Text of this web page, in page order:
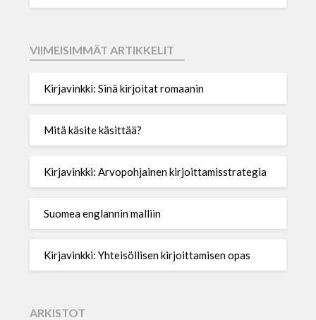
VIIMEISIMMÄT ARTIKKELIT
Kirjavinkki: Sinä kirjoitat romaanin
Mitä käsite käsittää?
Kirjavinkki: Arvopohjainen kirjoittamisstrategia
Suomea englannin malliin
Kirjavinkki: Yhteisöllisen kirjoittamisen opas
ARKISTOT